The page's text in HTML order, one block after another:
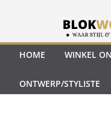
inhoudHOME WINKEL
ONTWERP/STYLISTE